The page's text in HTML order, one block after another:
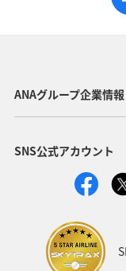
ANAグループ企業情報
SNS公式アカウント